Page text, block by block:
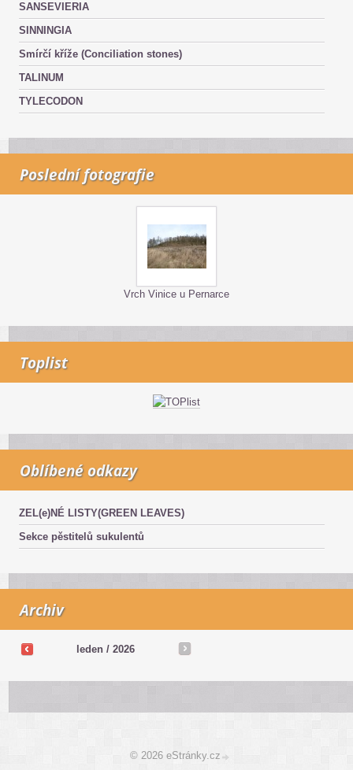
SANSEVIERIA
SINNINGIA
Smírčí kříže (Conciliation stones)
TALINUM
TYLECODON
Poslední fotografie
Vrch Vinice u Pernarce
Toplist
Oblíbené odkazy
ZEL(e)NÉ LISTY(GREEN LEAVES)
Sekce pěstitelů sukulentů
Archiv
leden / 2026
© 2026 eStránky.cz